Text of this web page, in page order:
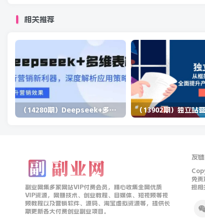
相关推荐
（14280期）Deepseek+多维表格，银行营销新利器，深度解析应用策略，提升营销效果
副业网集多家网站VIP付费会员，精心收集全网优质
VIP资源，网赚技术、创业教程、自媒体、短视频等视
频教程以及营销软件、源码、淘宝虚拟资源等，提供长
期更新各大付费创业副业项目。
友
免责
担相